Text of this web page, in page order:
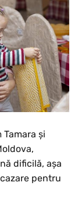
și
dificilă, așa
pentru